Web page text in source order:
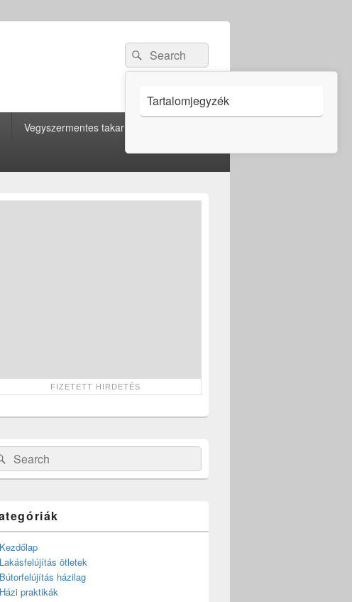
Search
for:
Search
Vegyszermentes takarítás
Search
Kezdőlap
Lakásfelújítás ötletek
Bútorfelújítás házilag
Házi praktikák
Tartalomjegyzék